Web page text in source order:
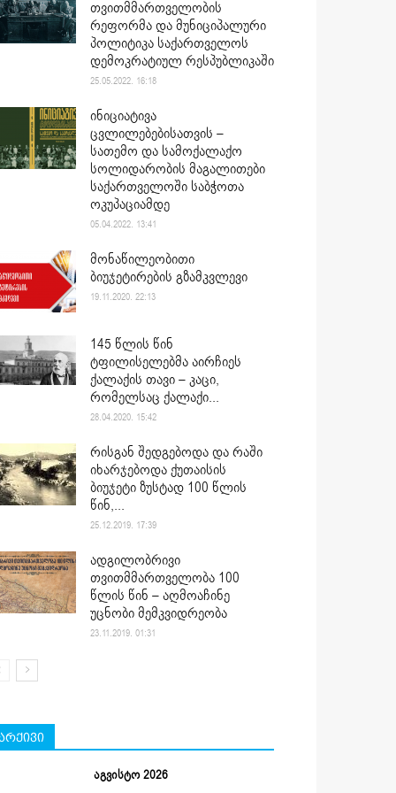
თვითმმართველობის
რეფორმა და მუნიციპალური
პოლიტიკა საქართველოს
დემოკრატიულ რესპუბლიკაში
25.05.2022. 16:18
ინიციატივა
ცვლილებებისათვის –
სათემო და სამოქალაქო
სოლიდარობის მაგალითები
საქართველოში საბჭოთა
ოკუპაციამდე
05.04.2022. 13:41
მონაწილეობითი
ბიუჯეტირების გზამკვლევი
19.11.2020. 22:13
145 წლის წინ
ტფილისელებმა აირჩიეს
ქალაქის თავი – კაცი,
რომელსაც ქალაქი...
28.04.2020. 15:42
რისგან შედგებოდა და რაში
იხარჯებოდა ქუთაისის
ბიუჯეტი ზუსტად 100 წლის
წინ,...
25.12.2019. 17:39
ადგილობრივი
თვითმმართველობა 100
წლის წინ – აღმოაჩინე
უცნობი მემკვიდრეობა
23.11.2019. 01:31
აგვისტო 2026